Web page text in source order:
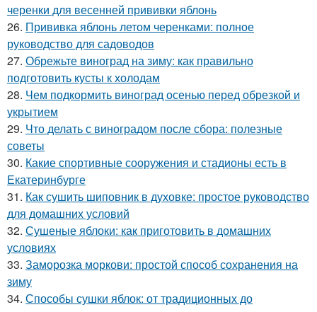
черенки для весенней прививки яблонь
26. Прививка яблонь летом черенками: полное
руководство для садоводов
27. Обрежьте виноград на зиму: как правильно
подготовить кусты к холодам
28. Чем подкормить виноград осенью перед обрезкой и
укрытием
29. Что делать с виноградом после сбора: полезные
советы
30. Какие спортивные сооружения и стадионы есть в
Екатеринбурге
31. Как сушить шиповник в духовке: простое руководство
для домашних условий
32. Сушеные яблоки: как приготовить в домашних
условиях
33. Заморозка моркови: простой способ сохранения на
зиму
34. Способы сушки яблок: от традиционных до